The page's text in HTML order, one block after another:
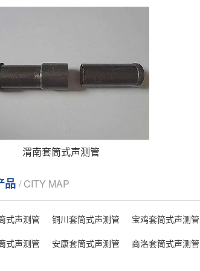
渭南套筒式声测管
品 / CITY MAP
式声测管 铜川套筒式声测管 宝鸡套筒式声测管
式声测管
安康套筒式声测管 商洛套筒式声测管